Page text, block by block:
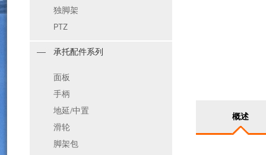
独脚架
PTZ
承托配件系列
面板
手柄
地延/中置
滑轮
脚架包
概述